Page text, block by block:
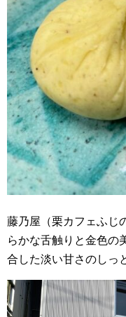
藤乃屋（栗カフェふじ
らかな舌触りと金色の
合した淡い甘さのしっ